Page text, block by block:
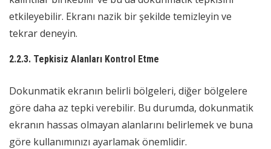
etkileyebilir. Ekranı nazik bir şekilde temizleyin ve
tekrar deneyin.
2.2.3. Tepkisiz Alanları Kontrol Etme
Dokunmatik ekranın belirli bölgeleri, diğer bölgelere
göre daha az tepki verebilir. Bu durumda, dokunmatik
ekranın hassas olmayan alanlarını belirlemek ve buna
göre kullanımınızı ayarlamak önemlidir.